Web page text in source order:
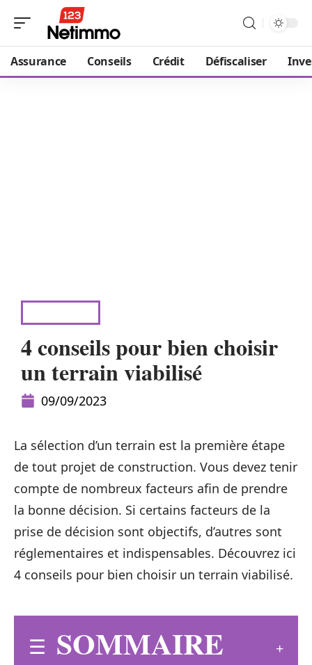
Assurance Conseils Crédit Défiscaliser
4 conseils pour bien choisir
un terrain viabilisé
09/09/2023
La sélection d’un terrain est la première étape
de tout projet de construction. Vous devez tenir
compte de nombreux facteurs afin de prendre
la bonne décision. Si certains facteurs de la
prise de décision sont objectifs, d’autres sont
réglementaires et indispensables. Découvrez ici
4 conseils pour bien choisir un terrain viabilisé.
SOMMAIRE